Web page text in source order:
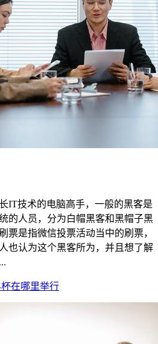
IT技术的电脑高手，一般的黑客是
的人员，分为白帽黑客和黑帽子黑
票是指微信投票活动当中的刷票，
也认为这个黑客所为，并且想了解
在哪里举行